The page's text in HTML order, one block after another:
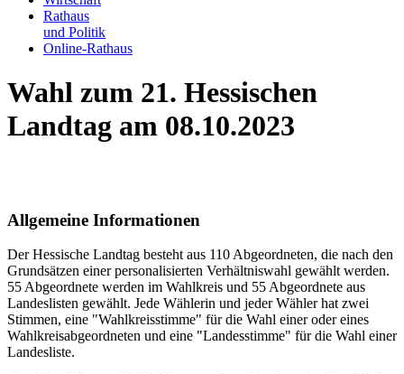
Rathaus
und Politik
Online-Rathaus
Wahl zum 21. Hessischen
Landtag am 08.10.2023
Allgemeine Informationen
Der Hessische Landtag besteht aus 110 Abgeordneten, die nach den
Grundsätzen einer personalisierten Verhältniswahl gewählt werden.
55 Abgeordnete werden im Wahlkreis und 55 Abgeordnete aus
Landeslisten gewählt. Jede Wählerin und jeder Wähler hat zwei
Stimmen, eine "Wahlkreisstimme" für die Wahl einer oder eines
Wahlkreisabgeordneten und eine "Landesstimme" für die Wahl einer
Landesliste.